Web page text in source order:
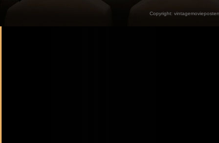
Copyright: